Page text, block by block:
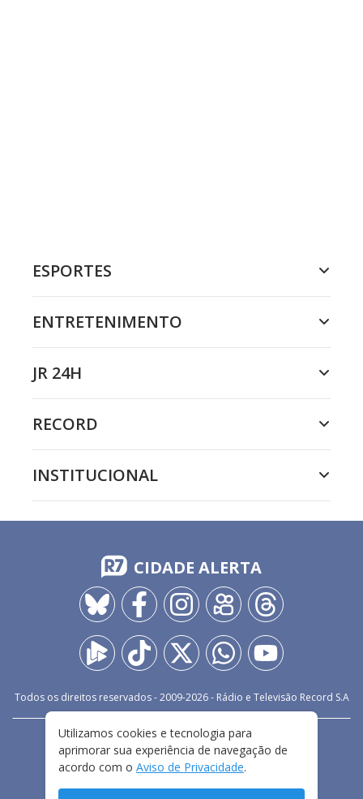
ESPORTES
ENTRETENIMENTO
JR 24H
RECORD
INSTITUCIONAL
CIDADE ALERTA
Todos os direitos reservados - 2009-2026- Rádio e Televisão Record S.A
FALE CONOSCO
PRIVACIDADE
TERMOS E CONDIÇÕES DE USO
Utilizamos cookies e tecnologia para
aprimorar sua experiência de navegação de
acordo com o Aviso de Privacidade.